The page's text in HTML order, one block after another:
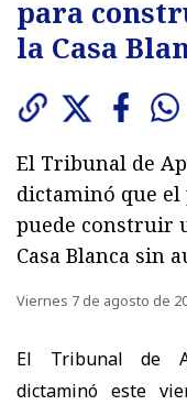
para
la Casa
El Tribunal de
dictaminó que el
puede construir
Casa Blanca sin
Viernes 7 de agosto de
El Tribunal de
dictaminó este